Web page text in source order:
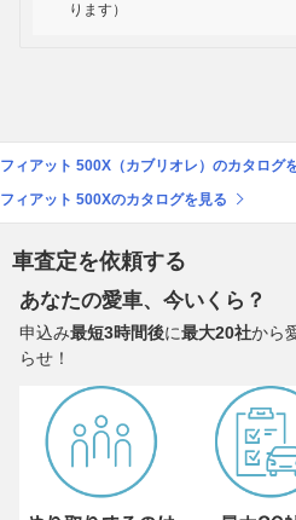
ります）
フィアット 500X（カブリオレ）のカタログ
フィアット 500Xのカタログを見る
車査定を依頼する
あなたの愛車、今いくら？
申込み最短3時間後に最大20社から
らせ！